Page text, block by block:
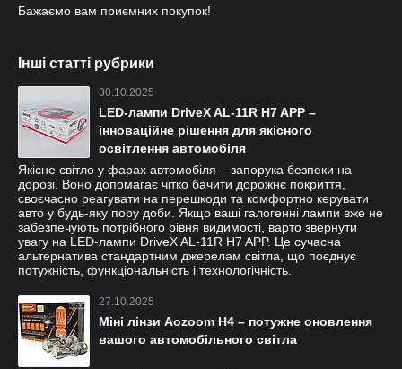
Бажаємо вам приємних покупок!
Інші статті рубрики
30.10.2025
LED-лампи DriveX AL-11R H7 APP –
інноваційне рішення для якісного
освітлення автомобіля
Якісне світло у фарах автомобіля – запорука безпеки на
дорозі. Воно допомагає чітко бачити дорожнє покриття,
своєчасно реагувати на перешкоди та комфортно керувати
авто у будь-яку пору доби. Якщо ваші галогенні лампи вже не
забезпечують потрібного рівня видимості, варто звернути
увагу на LED-лампи DriveX AL-11R H7 APP. Це сучасна
альтернатива стандартним джерелам світла, що поєднує
потужність, функціональність і технологічність.
27.10.2025
Міні лінзи Aozoom H4 – потужне оновлення
вашого автомобільного світла